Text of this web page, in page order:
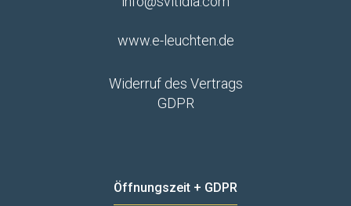
www.e-leuchten.de
Widerruf des Vertrags
GDPR
Öffnungszeit + GDPR